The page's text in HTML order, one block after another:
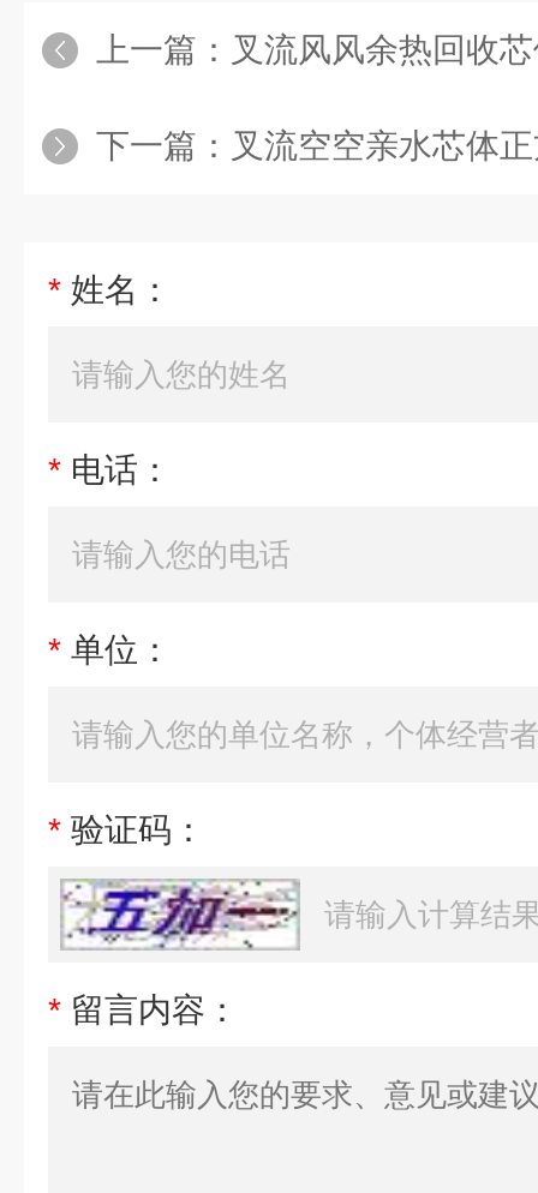
上一篇： 叉流风风余热回收
下一篇： 叉流空空亲水芯体
* 姓名：
* 电话：
* 单位：
* 验证码：
* 留言内容：